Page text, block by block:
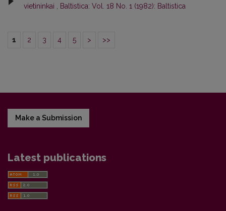
vietininkai
Baltistica: Vol. 18 No. 1 (1982): Baltistica
1 2 3 4 5 > >>
Make a Submission
Latest publications